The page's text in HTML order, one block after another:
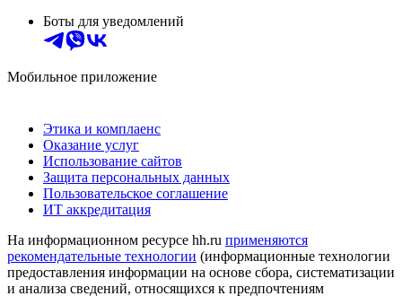
Боты для уведомлений
Мобильное приложение
Этика и комплаенс
Оказание услуг
Использование сайтов
Защита персональных данных
Пользовательское соглашение
ИТ аккредитация
На информационном ресурсе hh.ru применяются
рекомендательные технологии (информационные технологии
предоставления информации на основе сбора, систематизации
и анализа сведений, относящихся к предпочтениям